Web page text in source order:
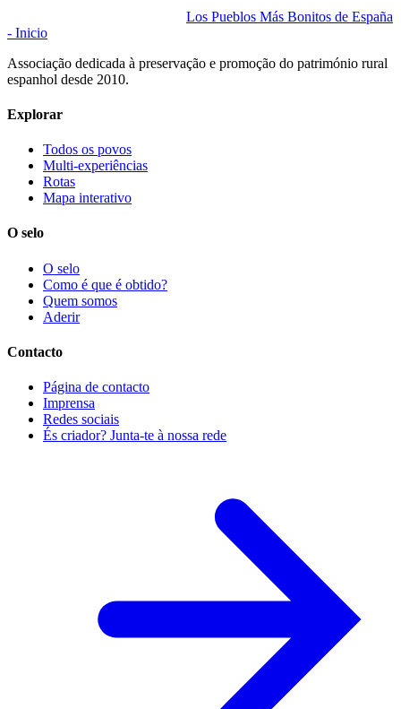
Los Pueblos Más Bonitos de España
- Inicio
Associação dedicada à preservação e promoção do património rural
espanhol desde 2010.
Explorar
Todos os povos
Multi-experiências
Rotas
Mapa interativo
O selo
O selo
Como é que é obtido?
Quem somos
Aderir
Contacto
Página de contacto
Imprensa
Redes sociais
És criador? Junta-te à nossa rede